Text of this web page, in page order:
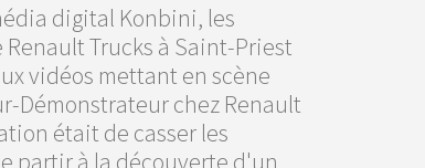
digital Konbini, les
Trucks à Saint-Priest
vidéos mettant en scène
Démonstrateur chez Renault
était de casser les
partir à la découverte d'un